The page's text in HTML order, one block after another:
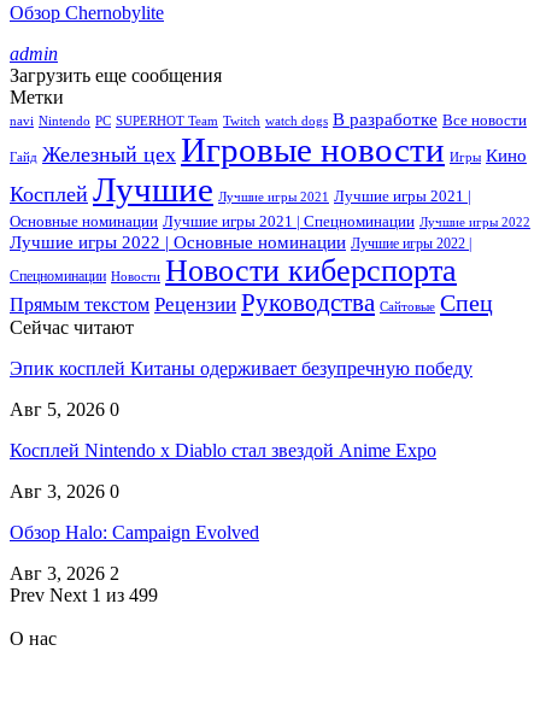
Обзор Chernobylite
admin
Загрузить еще сообщения
Метки
navi Nintendo PC SUPERHOT Team Twitch watch dogs В разработке Все новости
Гайд Железный цех Игровые новости Игры Кино
Косплей Лучшие Лучшие игры 2021
Лучшие игры 2021 |
Основные номинации Лучшие игры 2021 | Спецноминации Лучшие игры 2022
Лучшие игры 2022 | Основные номинации Лучшие игры 2022 |
Спецноминации Новости Новости киберспорта
Прямым текстом Рецензии Руководства Сайтовые Спец
Сейчас читают
Эпик косплей Китаны одерживает безупречную победу
Авг 5, 2026 0
Косплей Nintendo x Diablo стал звездой Anime Expo
Авг 3, 2026 0
Обзор Halo: Campaign Evolved
Авг 3, 2026 2
Prev Next 1 из 499
О нас